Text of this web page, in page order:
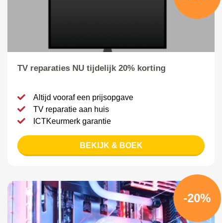
TV reparaties NU tijdelijk 20% korting
Altijd vooraf een prijsopgave
TV reparatie aan huis
ICTKeurmerk garantie
BEKIJK & BOEK
-20%